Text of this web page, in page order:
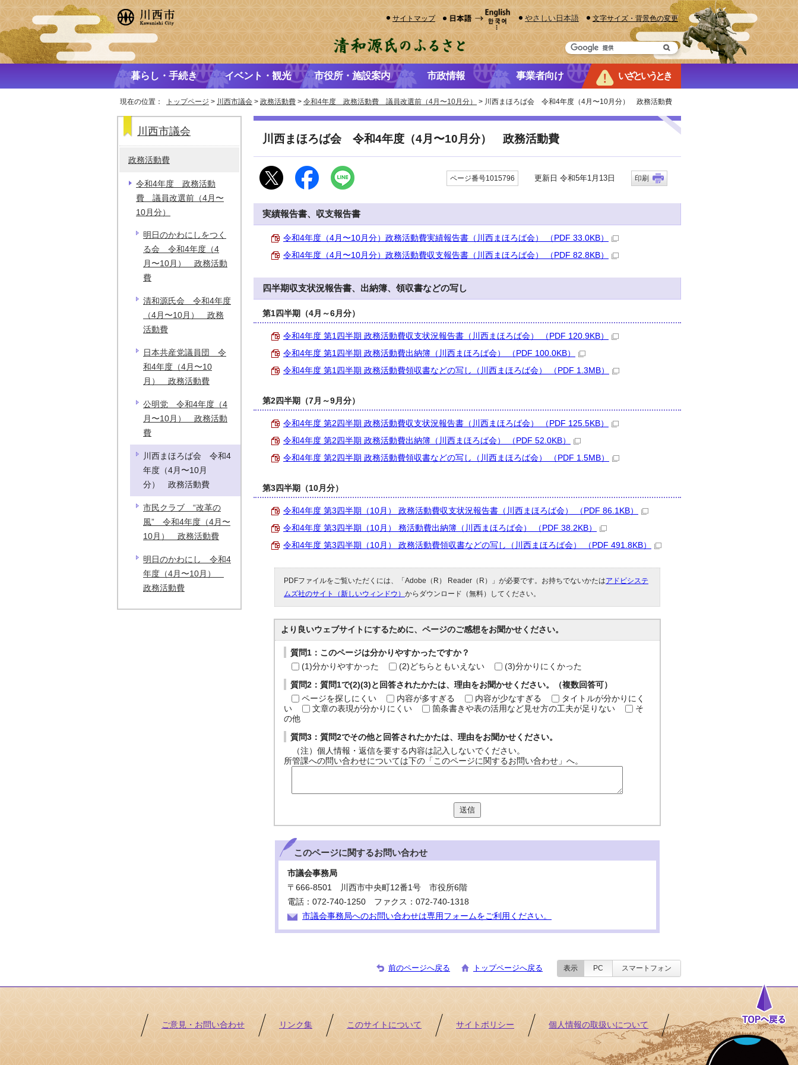
サイトマップ やさしい日本語 文字サイズ・背景色の変更
暮らし・手続き イベント・観光 市役所・施設案内 市政情報 事業者向け いざというとき
現在の位置： トップページ > 川西市議会 > 政務活動費 > 令和4年度 政務活動費 議員改選前（4月〜10月分） > 川西まほろば会 令和4年度（4月〜10月分） 政務活動費
川西まほろば会 令和4年度（4月〜10月分） 政務活動費
ページ番号1015796 更新日 令和5年1月13日 印刷
実績報告書、収支報告書
令和4年度（4月〜10月分）政務活動費実績報告書（川西まほろば会） （PDF 33.0KB）
令和4年度（4月〜10月分）政務活動費収支報告書（川西まほろば会） （PDF 82.8KB）
四半期収支状況報告書、出納簿、領収書などの写し
第1四半期（4月～6月分）
令和4年度 第1四半期 政務活動費収支状況報告書（川西まほろば会） （PDF 120.9KB）
令和4年度 第1四半期 政務活動費出納簿（川西まほろば会） （PDF 100.0KB）
令和4年度 第1四半期 政務活動費領収書などの写し（川西まほろば会） （PDF 1.3MB）
第2四半期（7月～9月分）
令和4年度 第2四半期 政務活動費収支状況報告書（川西まほろば会） （PDF 125.5KB）
令和4年度 第2四半期 政務活動費出納簿（川西まほろば会） （PDF 52.0KB）
令和4年度 第2四半期 政務活動費領収書などの写し（川西まほろば会） （PDF 1.5MB）
第3四半期（10月分）
令和4年度 第3四半期（10月） 政務活動費収支状況報告書（川西まほろば会） （PDF 86.1KB）
令和4年度 第3四半期（10月） 務活動費出納簿（川西まほろば会） （PDF 38.2KB）
令和4年度 第3四半期（10月） 政務活動費領収書などの写し（川西まほろば会） （PDF 491.8KB）
PDFファイルをご覧いただくには、「Adobe（R） Reader（R）」が必要です。お持ちでないかたはアドビシステ
ムズ社のサイト（新しいウィンドウ） からダウンロード（無料）してください。
より良いウェブサイトにするために、ページのご感想をお聞かせください。
質問1：このページは分かりやすかったですか？
(1)分かりやすかった
(2)どちらともいえない (3)分かりにくかった
質問2：質問1で(2)(3)と回答されたかたは、理由をお聞かせください。（複数回答可）
ページを探しにくい
内容が多すぎる 内容が少なすぎる
タイトルが分かりにく
い
文章の表現が分かりにくい 箇条書きや表の活用など見せ方の工夫が足りない
そ
の他
質問3：質問2でその他と回答されたかたは、理由をお聞かせください。
（注）個人情報・返信を要する内容は記入しないでください。
所管課への問い合わせについては下の「このページに関するお問い合わせ」へ。
送信
このページに関するお問い合わせ
市議会事務局
〒666-8501 川西市中央町12番1号 市役所6階
電話：072-740-1250 ファクス：072-740-1318
市議会事務局へのお問い合わせは専用フォームをご利用ください。
川西市議会
政務活動費
令和4年度 政務活動
費 議員改選前（4月〜
10月分）
明日のかわにしをつく
る会 令和4年度（4
月〜10月） 政務活動
費
清和源氏会 令和4年度
（4月〜10月） 政務
活動費
日本共産党議員団 令
和4年度（4月〜10
月） 政務活動費
公明党 令和4年度（4
月〜10月） 政務活動
費
川西まほろば会 令和4
年度（4月〜10月
分） 政務活動費
市民クラブ “改革の
風” 令和4年度（4月〜
10月） 政務活動費
明日のかわにし 令和4
年度（4月〜10月）
政務活動費
前のページへ戻る トップページへ戻る 表示 PC スマートフォン
ご意見・お問い合わせ リンク集 このサイトについて サイトポリシー 個人情報の取扱いについて